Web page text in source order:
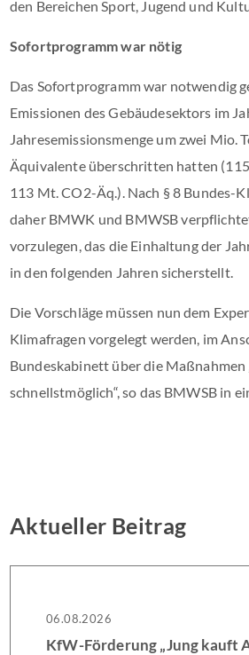
den Bereichen Sport, Jugend und
Sofortprogramm war nötig
Das Sofortprogramm war notwendig
Emissionen des Gebäudesektors im
Jahresemissionsmenge um zwei Mio.
Äquivalente überschritten hatten
113 Mt. CO2-Äq.). Nach § 8 Bundes-
daher BMWK und BMWSB
vorzulegen, das die Einhaltung der
in den folgenden Jahren sicherstellt.
Die Vorschläge müssen nun dem
Klimafragen vorgelegt werden, im
Bundeskabinett über die Maßnahmen
schnellstmöglich“, so das BMWSB in
Aktueller Beitrag
06.08.2026